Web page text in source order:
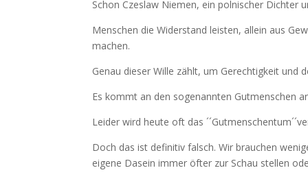
Schon Czeslaw Niemen, ein polnischer Dichter
Menschen die Widerstand leisten, allein aus
machen.
Genau dieser Wille zählt, um Gerechtigkeit und
Es kommt an den sogenannten Gutmenschen
Leider wird heute oft das
Doch das ist definitiv falsch. Wir brauchen
eigene Dasein immer öfter zur Schau stellen